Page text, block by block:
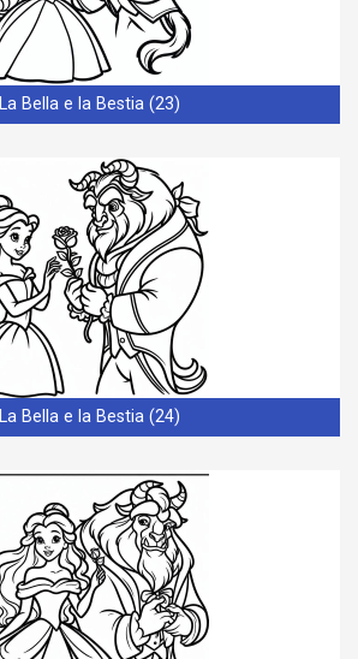
La Bella e la Bestia (23)
La Bella e la Bestia (24)